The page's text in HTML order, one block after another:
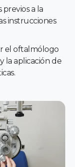
previos a la
instrucciones
el oftalmólogo
la aplicación de